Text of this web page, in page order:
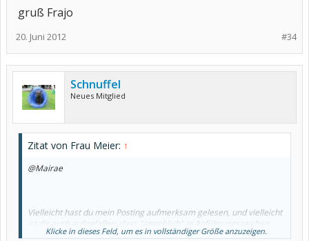
gruß Frajo
#34
20. Juni 2012
Schnuffel
Neues Mitglied
Zitat von Frau Meier: ↑
@Mairae
Vielleicht hast du mein Posting aufmerksam gelesen, und vielleicht
ist dir auch aufgefallen, dass "angeblich" in Anführungszeichen
steht. Ich beziehe mich damit auf die Formulierung von Helene137,
Klicke in dieses Feld, um es in vollständiger Größe anzuzeigen.